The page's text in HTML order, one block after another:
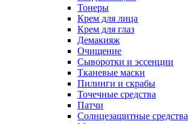
Тонеры
Крем для лица
Крем для глаз
Демакияж
Очищение
Сыворотки и эссенции
Тканевые маски
Пилинги и скрабы
Точечные средства
Патчи
Солнцезащитные средства